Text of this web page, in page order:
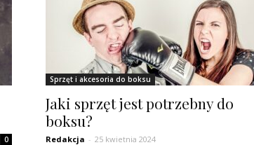
0
Sprzęt i akcesoria do boksu
Jaki sprzęt jest potrzebny do
boksu?
Redakcja - 25 kwietnia 2024